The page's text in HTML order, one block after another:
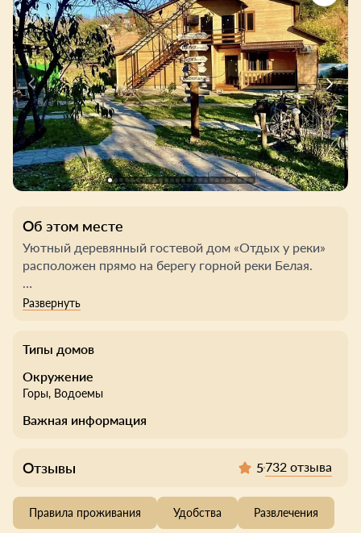
Об этом месте
Уютный деревянный гостевой дом «Отдых у реки»
расположен прямо на берегу горной реки Белая.
На территории есть своя русская баня на дровах,
домашними завтраками, обедами, ужинами, тёплая
беседка, зоны отдыха с гамаками и креслами-
качалками, свой сад и детская площадка. Отсюда
сплавиться по реке или просто наслаждаться
Завтрак входит в стоимость проживания.
Типы домов
Окружение
Горы, Водоемы
Важная информация
Отзывы 5732 отзыва
Правила проживания Удобства Развлечения